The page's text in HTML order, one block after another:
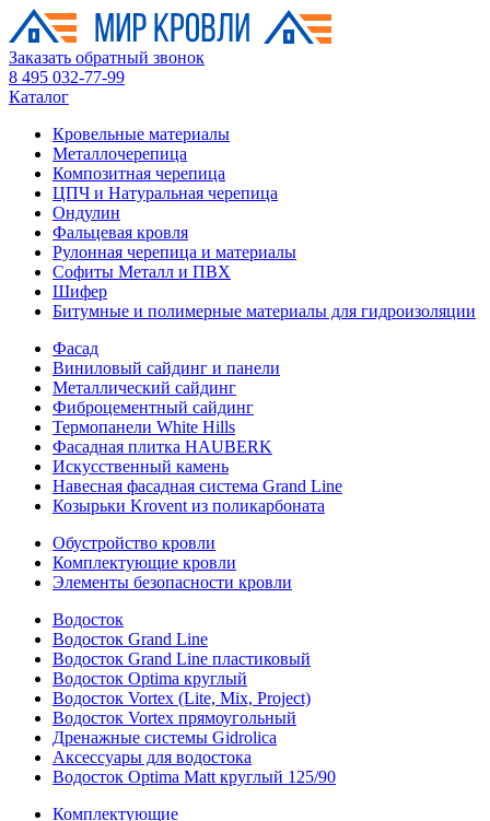
Заказать обратный звонок
8 495 032-77-99
Каталог
Кровельные материалы
Металлочерепица
Композитная черепица
ЦПЧ и Натуральная черепица
Ондулин
Фальцевая кровля
Рулонная черепица и материалы
Софиты Металл и ПВХ
Шифер
Битумные и полимерные материалы для гидроизоляции
Фасад
Виниловый сайдинг и панели
Металлический сайдинг
Фиброцементный сайдинг
Термопанели White Hills
Фасадная плитка HAUBERK
Искусственный камень
Навесная фасадная система Grand Line
Козырьки Krovent из поликарбоната
Обустройство кровли
Комплектующие кровли
Элементы безопасности кровли
Водосток
Водосток Grand Line
Водосток Grand Line пластиковый
Водосток Optima круглый
Водосток Vortex (Lite, Mix, Project)
Водосток Vortex прямоугольный
Дренажные системы Gidrolica
Аксессуары для водостока
Водосток Optima Matt круглый 125/90
Комплектующие